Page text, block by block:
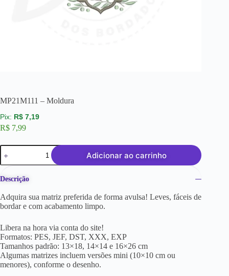
MP21M111 – Moldura
R$ 7,19
R$ 7,99
Adicionar ao carrinho
Descrição
Adquira sua matriz preferida de forma avulsa! Leves, fáceis de
bordar e com acabamento limpo.
Libera na hora via conta do site!
Formatos: PES, JEF, DST, XXX, EXP
Tamanhos padrão: 13×18, 14×14 e 16×26 cm
Algumas matrizes incluem versões mini (10×10 cm ou
menores), conforme o desenho.